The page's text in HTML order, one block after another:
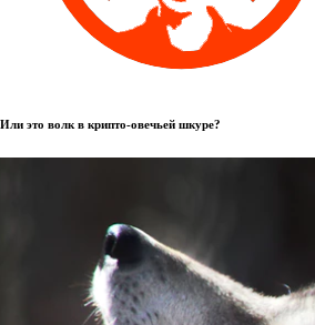
Или это волк в крипто-овечьей шкуре?